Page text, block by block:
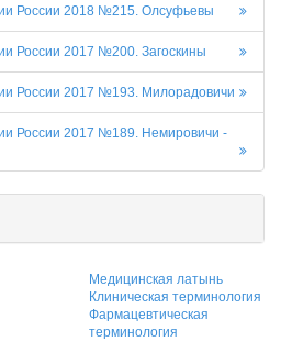
России 2018 №215. Олсуфьевы
России 2017 №200. Загоскины
России 2017 №193. Милорадовичи
России 2017 №189. Немировичи -
Медицинская латынь
Клиническая терминология
Фармацевтическая
терминология